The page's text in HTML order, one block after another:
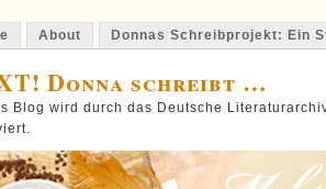
About Donnas Schreibprojekt: Ein
Donna schreibt …
Blog wird durch das Deutsche